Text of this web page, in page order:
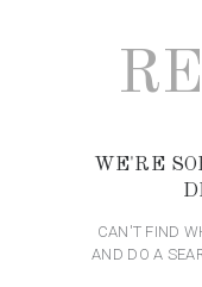
WE'RE
CAN'T FIND
AND DO A